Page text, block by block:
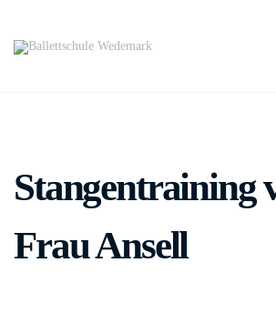
Stangentraining
Frau Ansell